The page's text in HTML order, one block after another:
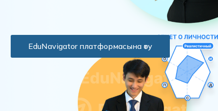
EduNavigator платформасына өту